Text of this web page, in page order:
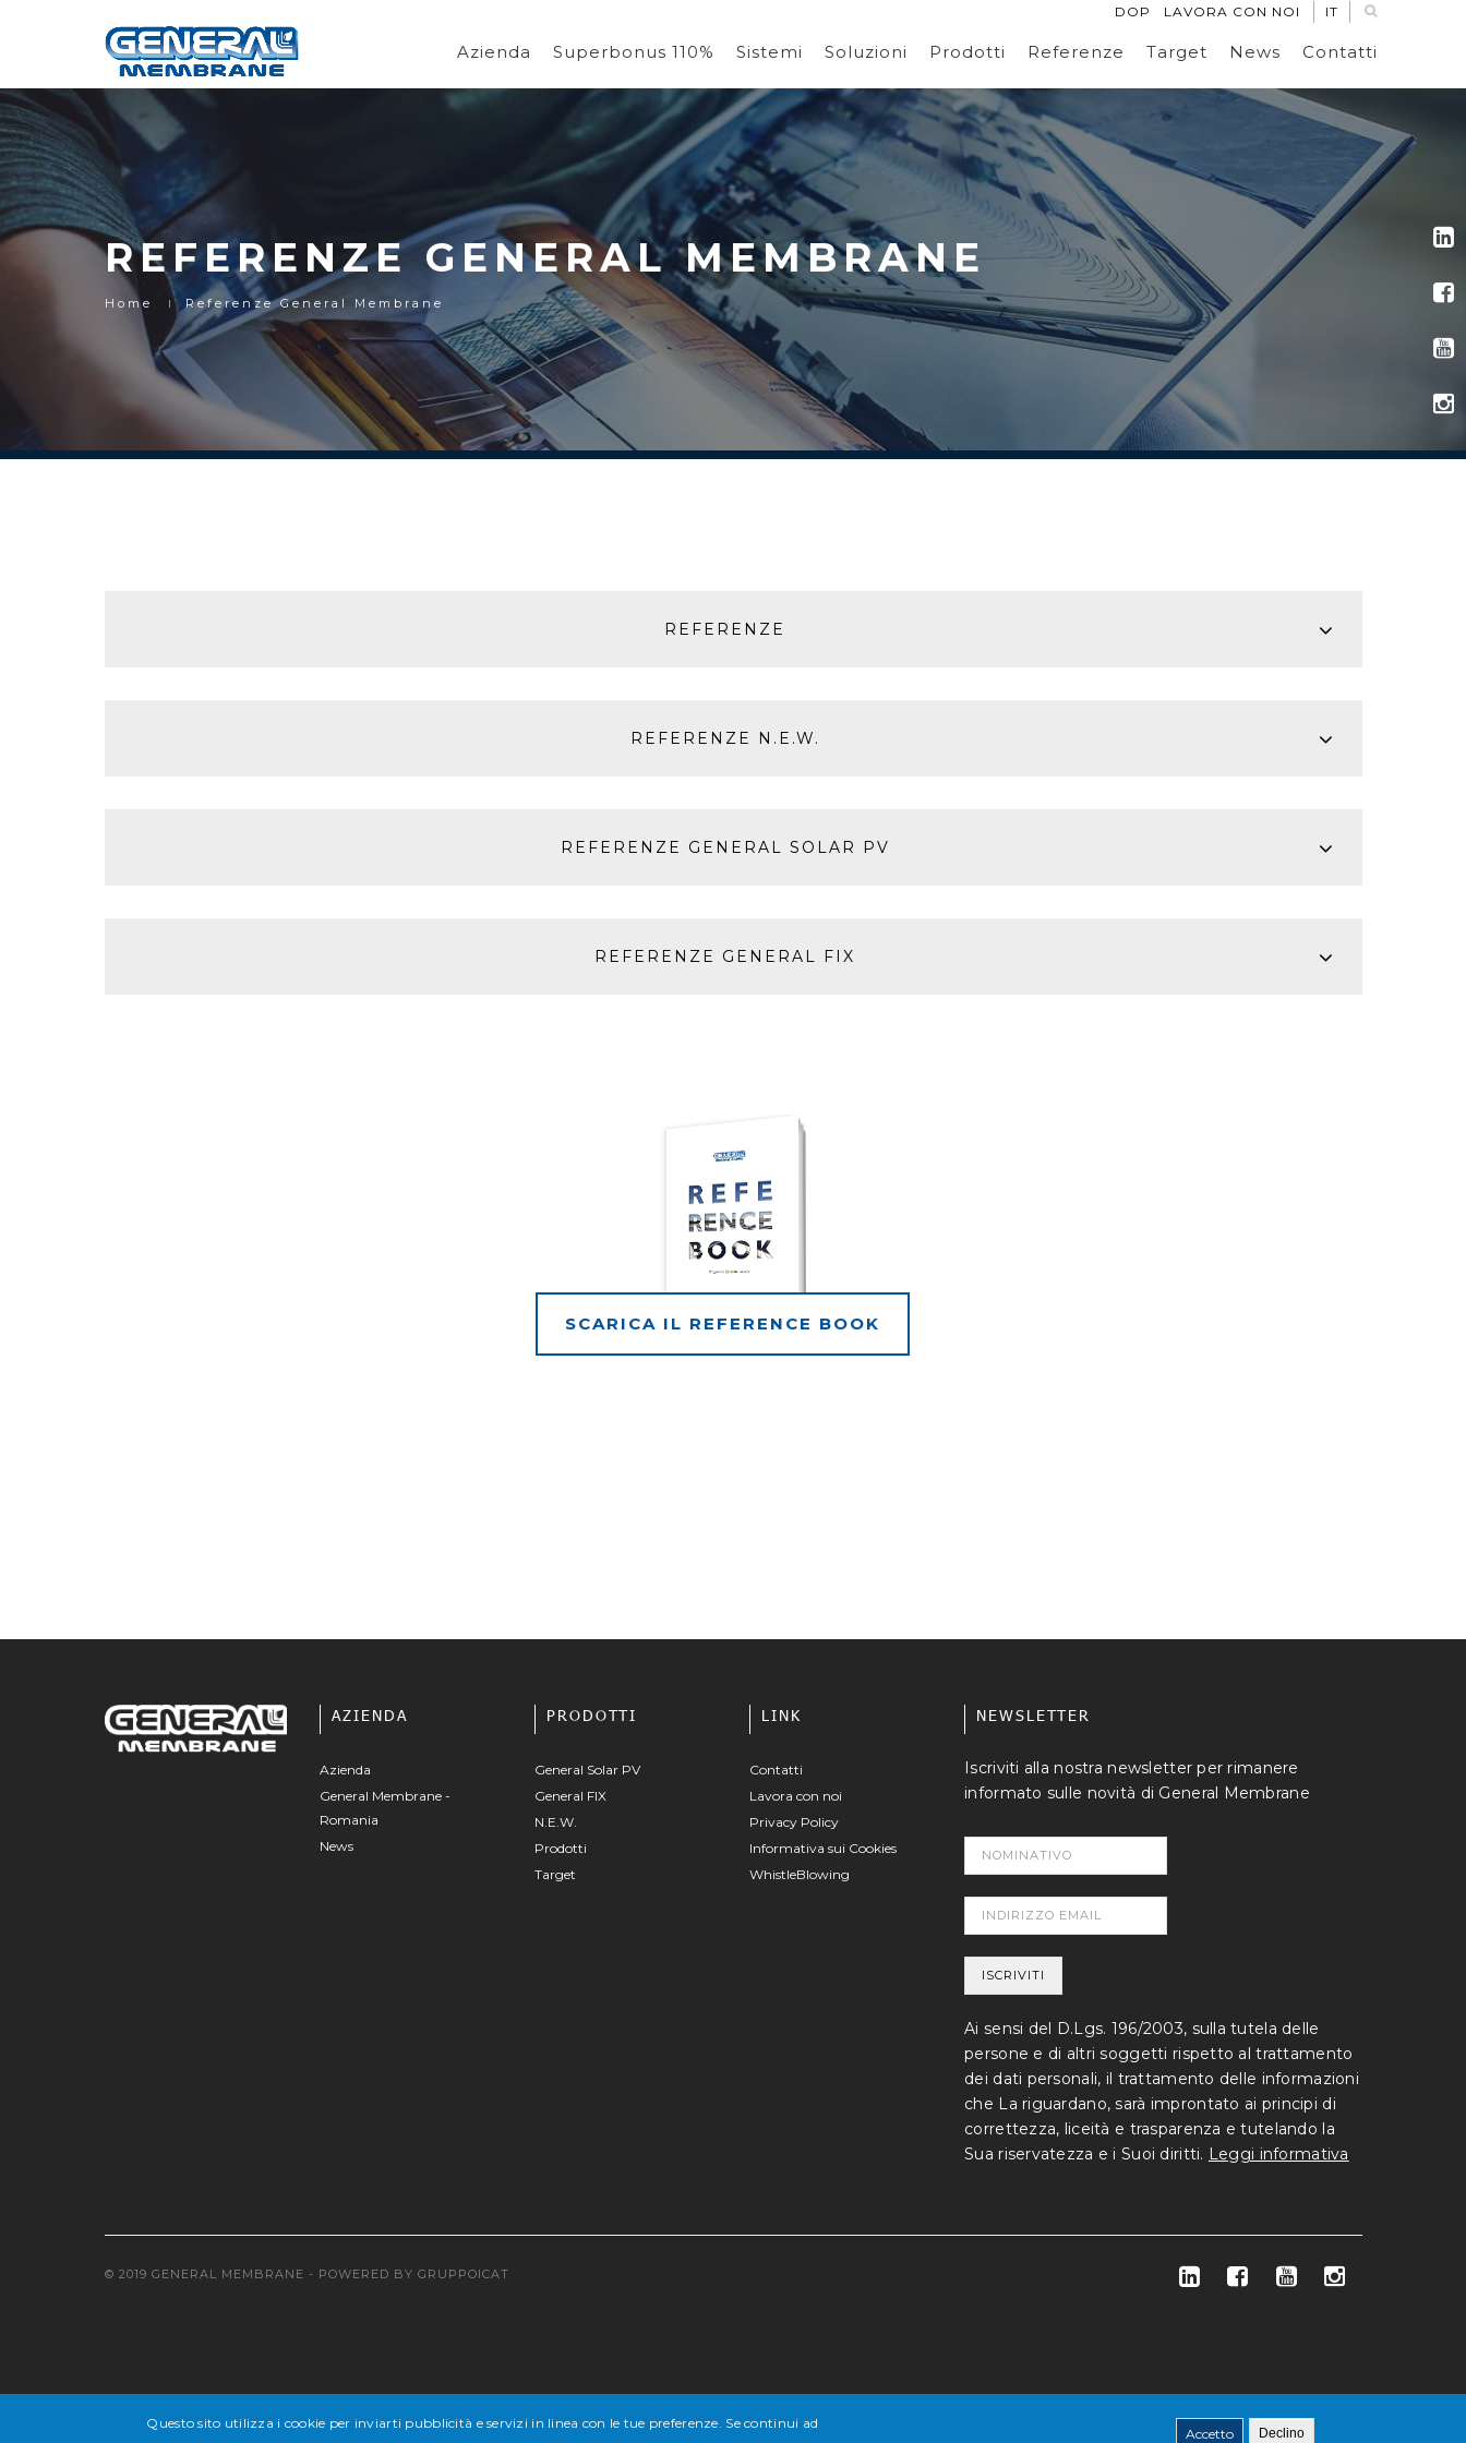
DOP LAVORA CON NOI IT
Azienda Superbonus 110% Sistemi Soluzioni Prodotti Referenze Target News Contatti
REFERENZE GENERAL MEMBRANE
Home Referenze General Membrane
REFERENZE
REFERENZE N.E.W.
REFERENZE GENERAL SOLAR PV
REFERENZE GENERAL FIX
SCARICA IL REFERENCE BOOK
AZIENDA
Azienda
General Membrane -
Romania
News
PRODOTTI
General Solar PV
General FIX
N.E.W.
Prodotti
Target
LINK
Contatti
Lavora con noi
Privacy Policy
Informativa sui Cookies
WhistleBlowing
NEWSLETTER
Iscriviti alla nostra newsletter per rimanere
informato sulle novità di General Membrane
Ai sensi del D.Lgs. 196/2003, sulla tutela delle
persone e di altri soggetti rispetto al trattamento
dei dati personali, il trattamento delle informazioni
che La riguardano, sarà improntato ai principi di
correttezza, liceità e trasparenza e tutelando la
Sua riservatezza e i Suoi diritti. Leggi informativa
© 2019 GENERAL MEMBRANE - POWERED BY GRUPPOICAT
Questo sito utilizza i cookie per inviarti pubblicità e servizi in linea con le tue preferenze. Se continui ad
Accetto Declino